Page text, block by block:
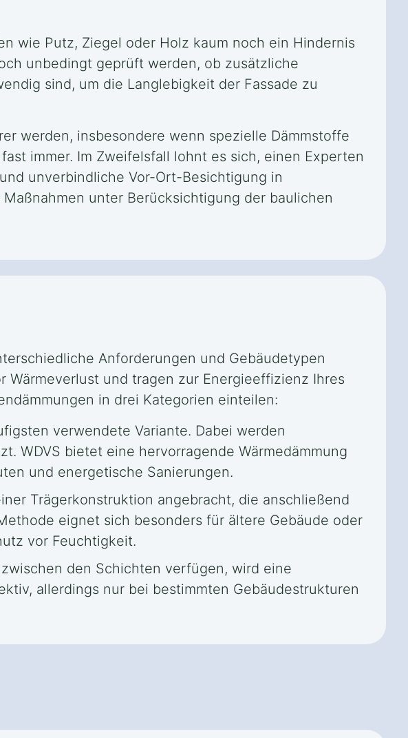
wie Putz, Ziegel oder Holz kaum noch ein Hindernis
unbedingt geprüft werden, ob zusätzliche
sind, um die Langlebigkeit der Fassade zu
werden, insbesondere wenn spezielle Dämmstoffe
immer. Im Zweifelsfall lohnt es sich, einen Experten
unverbindliche Vor-Ort-Besichtigung in
unter Berücksichtigung der baulichen
Anforderungen und Gebäudetypen
und tragen zur Energieeffizienz Ihres
in drei Kategorien einteilen:
verwendete Variante. Dabei werden
WDVS bietet eine hervorragende Wärmedämmung
und energetische Sanierungen.
Trägerkonstruktion angebracht, die anschließend
eignet sich besonders für ältere Gebäude oder
vor Feuchtigkeit.
den Schichten verfügen, wird eine
allerdings nur bei bestimmten Gebäudestrukturen